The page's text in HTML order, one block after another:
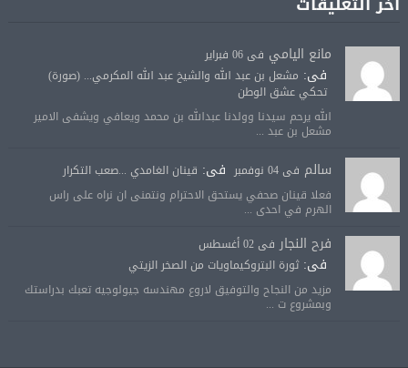
مانع اليامي فى 06 فبراير
فى: مشعل بن عبد الله والشيخ عبد الله المكرمي... (صورة)
تحكي عشق الوطن
الله يرحم سيدنا وولدنا عبدالله بن محمد ويعافي ويشفى الامير
مشعل بن عبد ...
سالم فى 04 نوفمبر فى: قينان الغامدي ...صعب التكرار
فعلا قينان صحفي يستحق الاحترام ونتمنى ان نراه على راس
الهرم في احدى ...
فرح النجار فى 02 أغسطس
فى:ثورة البتروكيماويات من الصخر الزيتي
مزيد من النجاح والتوفيق لاروع مهندسه جيولوجيه تعبك بدراستك
وبمشروع ت ...